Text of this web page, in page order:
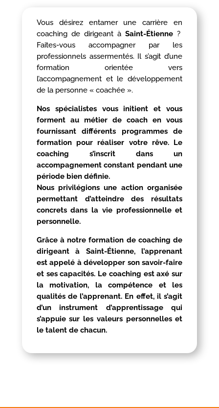
Vous désirez entamer une carrière en
coaching de dirigeant àSaint-Étienne ?
Faites-vous accompagner par les
professionnels assermentés. Il s’agit d’une
formation orientée vers
l’accompagnement et le développement
de la personne « coachée ».
Nos spécialistes vous initient et vous
forment au métier de coach en vous
fournissant différents programmes de
formation pour réaliser votre rêve. Le
coaching s’inscrit dans un
accompagnement constant pendant une
période bien définie.
Nous privilégions une action organisée
permettant d’atteindre des résultats
concrets dans la vie professionnelle et
personnelle.
Grâce à notre formation de coaching de
dirigeant à Saint-Étienne, l’apprenant
est appelé à développer son savoir-faire
et ses capacités. Le coaching est axé sur
la motivation, la compétence et les
qualités de l’apprenant. En effet, il s’agit
d’un instrument d’apprentissage qui
s’appuie sur les valeurs personnelles et
le talent de chacun.